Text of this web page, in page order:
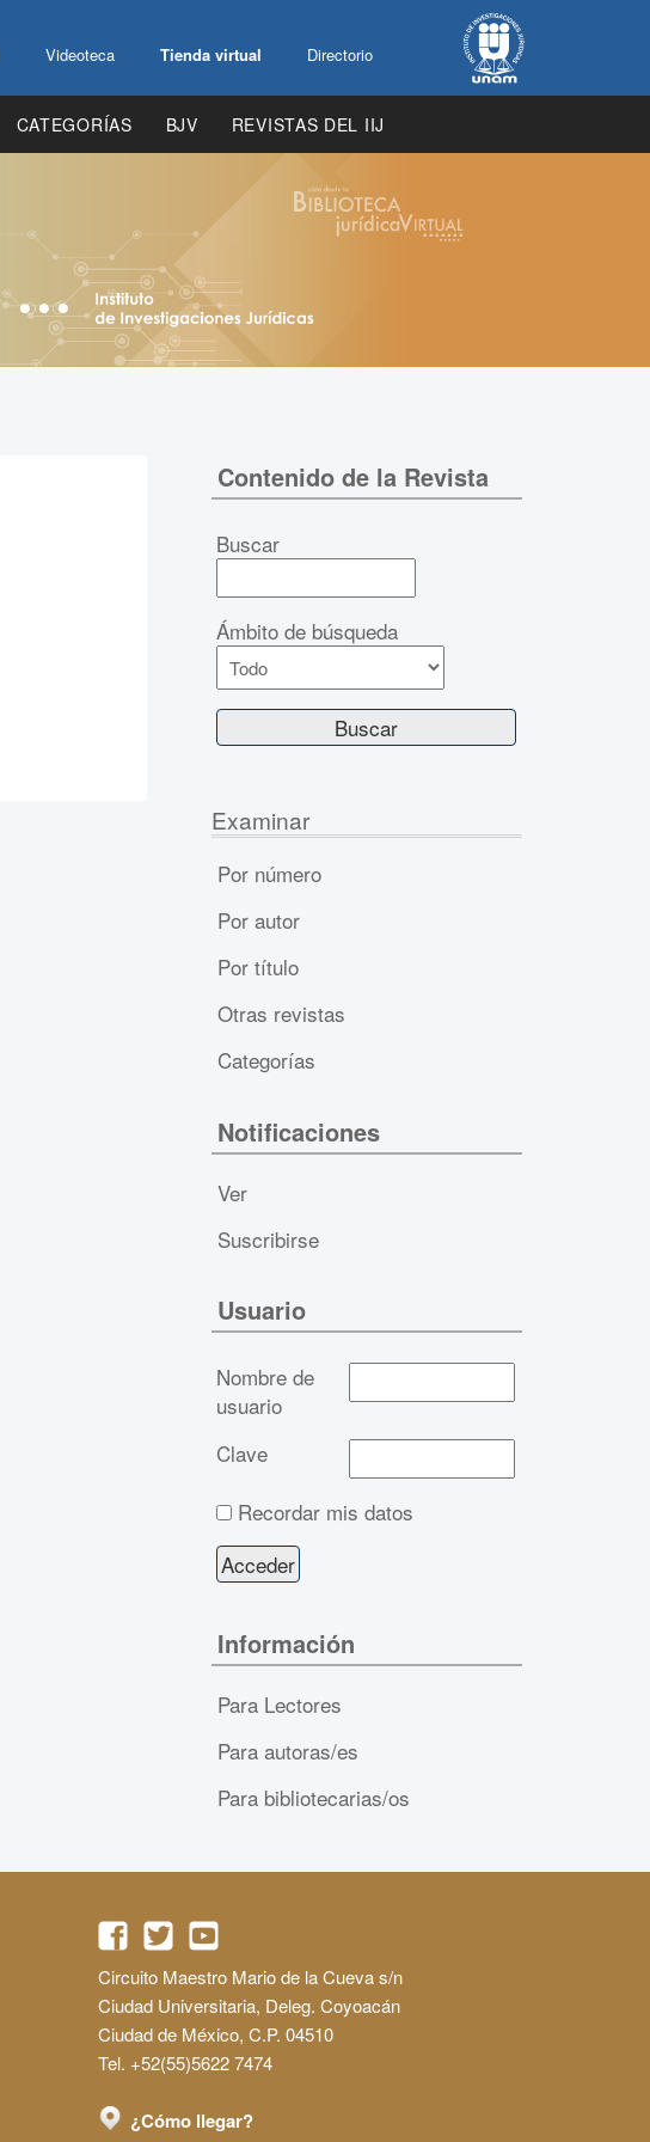
Videoteca Tienda virtual Directorio
CATEGORÍAS BJV REVISTAS DEL IIJ
Contenido de la Revista
Buscar
Ámbito de búsqueda
Examinar
Por número
Por autor
Por título
Otras revistas
Categorías
Notificaciones
Ver
Suscribirse
Usuario
Nombre de
usuario
Clave
Recordar mis datos
Información
Para Lectores
Para autoras/es
Para bibliotecarias/os
Circuito Maestro Mario de la Cueva s/n
Ciudad Universitaria, Deleg. Coyoacán
Ciudad de México, C.P. 04510
Tel. +52(55)5622 7474
¿Cómo llegar?